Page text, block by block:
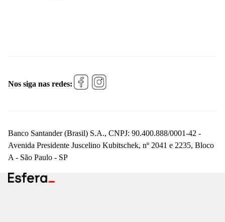
Nos siga nas redes:
Banco Santander (Brasil) S.A., CNPJ: 90.400.888/0001-42 -
Avenida Presidente Juscelino Kubitschek, nº 2041 e 2235, Bloco
A - São Paulo - SP